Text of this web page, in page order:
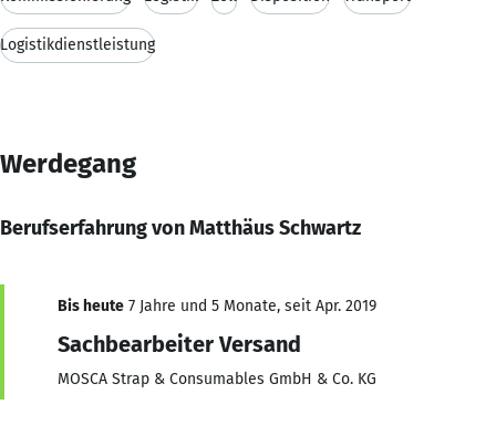
Logistikdienstleistung
Werdegang
Berufserfahrung von Matthäus Schwartz
Bis heute 7 Jahre und 5 Monate, seit Apr. 2019
Sachbearbeiter Versand
MOSCA Strap & Consumables GmbH & Co. KG